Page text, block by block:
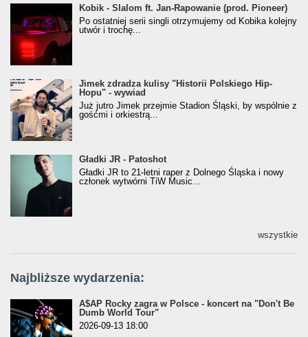
Kobik - Slalom ft. Jan-Rapowanie (prod. Pioneer)
[Official Music Visualiser]
Kobik - Slalom ft. Jan-Rapowanie (prod. Pioneer)
Po ostatniej serii singli otrzymujemy od Kobika kolejny
utwór i trochę...
Jimek zdradza kulisy "Historii Polskiego Hip-
Hopu" - wywiad
Jimek zdradza kulisy "Historii Polskiego Hip-
Hopu" - wywiad
Już jutro Jimek przejmie Stadion Śląski, by wspólnie z
gośćmi i orkiestrą...
Gładki JR - Patoshot
Gładki JR - Patoshot
Gładki JR to 21-letni raper z Dolnego Śląska i nowy
członek wytwórni TiW Music...
wszystkie
Najbliższe wydarzenia:
A$AP Rocky zagra w Polsce - koncert na "Don't Be
Dumb World Tour"
2026-09-13 18:00